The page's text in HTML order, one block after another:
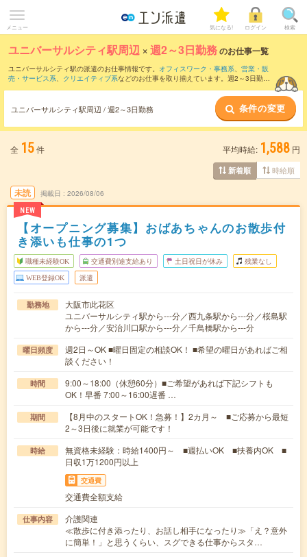
メニュー 気になる! ログイン 検索
ユニバーサルシティ駅周辺 ×週2～3日勤務のお仕事一覧
ユニバーサルシティ駅の派遣のお仕事情報です。 オフィスワーク・事務系、 営業・販
売・サービス系、 クリエイティブ系などのお仕事を取り揃えています。週2～3日勤務
ユニバーサルシティ駅周辺 / 週2～3日勤務 条件の変更
全 15件 平均時給: 1,588 円
新着順 時給順
未読
NEW
掲載日 2026/08/06
【オープニング募集】おばあちゃんのお散歩付
き添いも仕事の1つ
職種未経験OK 交通費別途支給あり 土日祝日が休み 残業なし
WEB登録OK 派遣
勤務地
大阪市此花区
ユニバーサルシティ駅から---分／西九条駅から---分／桜島駅
から---分／安治川口駅から---分／千鳥橋駅から---分
曜日頻度
週2日～OK ■曜日固定の相談OK！ ■希望の曜日があればご相
談ください！
時間
9:00～18:00（休憩60分）■ご希望があれば下記シフトも
OK！早番 7:00～16:00遅番 …
期間
【8月中のスタートOK！急募！】2カ月～ ■ご応募から最短
2～3日後に就業が可能です！
時給
無資格未経験：時給1400円～ ■週払いOK ■扶養内OK ■
日収1万1200円以上
交通費
交通費全額支給
仕事内容
介護関連
≪散歩に付き添ったり、お話し相手になったり≫「え？意外
に簡単！」と思うくらい、スグできる仕事からスタ…